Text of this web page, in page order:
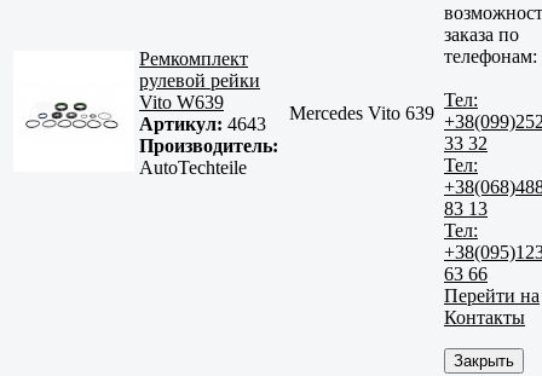
Ремкомплект
рулевой рейки
Vito W639
Артикул: 4643
Производитель:
AutoTechteile
Mercedes Vito 639
заказа по
телефонам:
Тел:
33 32
Тел:
83 13
Тел:
63 66
Перейти на
Контакты
Закрыть